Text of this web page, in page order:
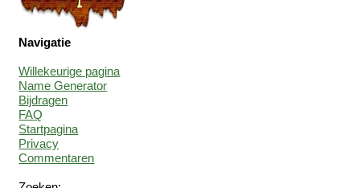
Navigatie
Willekeurige pagina
Name Generator
Bijdragen
FAQ
Startpagina
Privacy
Commentaren